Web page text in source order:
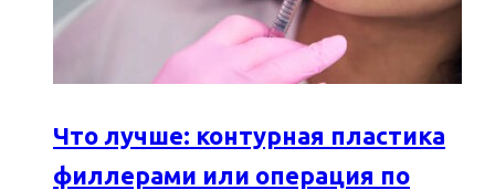
Что лучше: контурная пластика
филлерами или операция по